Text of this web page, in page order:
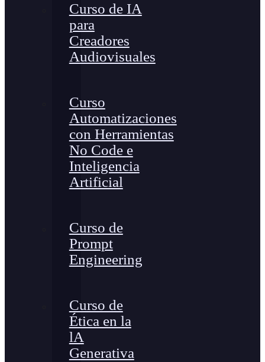
Curso de IA
para
Creadores
Audiovisuales
Curso
Automatizaciones
con Herramientas
No Code e
Inteligencia
Artificial
Curso de
Prompt
Engineering
Curso de
Ética en la
lA
Generativa